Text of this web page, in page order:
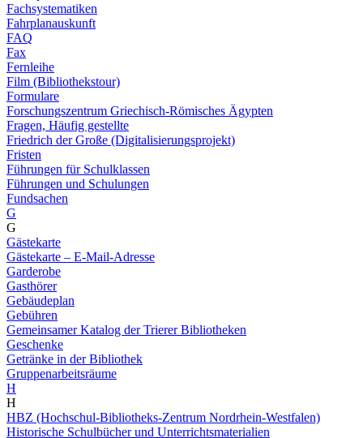
Fachsystematiken
Fahrplanauskunft
FAQ
Fax
Fernleihe
Film (Bibliothekstour)
Formulare
Forschungszentrum Griechisch-Römisches Ägypten
Fragen, Häufig gestellte
Friedrich der Große (Digitalisierungsprojekt)
Fristen
Führungen für Schulklassen
Führungen und Schulungen
Fundsachen
G
G
Gästekarte
Gästekarte – E-Mail-Adresse
Garderobe
Gasthörer
Gebäudeplan
Gebühren
Gemeinsamer Katalog der Trierer Bibliotheken
Geschenke
Getränke in der Bibliothek
Gruppenarbeitsräume
H
H
HBZ (Hochschul-Bibliotheks-Zentrum Nordrhein-Westfalen)
Historische Schulbücher und Unterrichtsmaterialien